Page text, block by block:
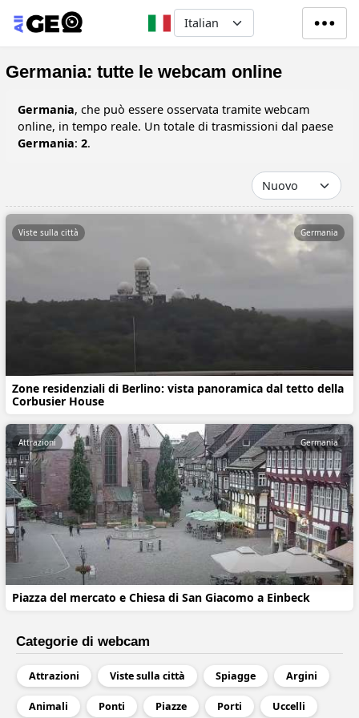
Salta al contenuto principale
Select your language
Germania: tutte le webcam online
Germania, che può essere osservata tramite webcam
online, in tempo reale. Un totale di trasmissioni dal paese
Germania: 2.
Zone residenziali di Berlino: vista panoramica dal tetto della
Corbusier House
Viste sulla città Germania
Piazza del mercato e Chiesa di San Giacomo a Einbeck
Attrazioni Germania
Categorie di webcam
Attrazioni Viste sulla città Spiagge Argini
Animali Ponti Piazze Porti Uccelli